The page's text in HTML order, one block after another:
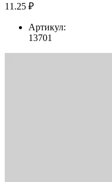
11.25 ₽
Артикул:
13701